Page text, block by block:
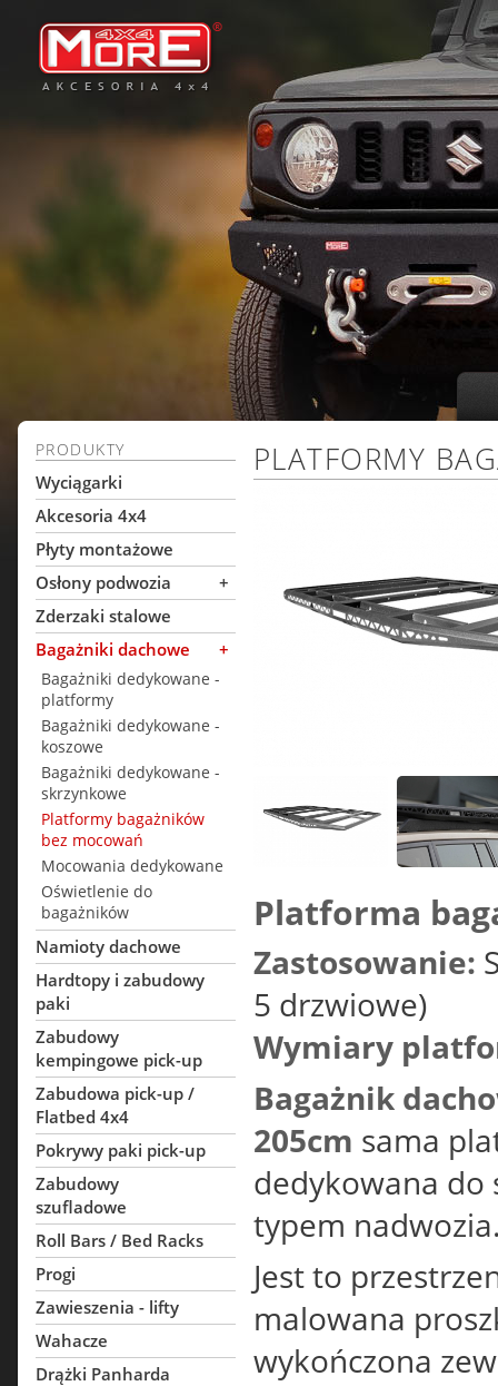
PRODUKTY
Wyciągarki
Akcesoria 4x4
Płyty montażowe
Osłony podwozia
+
Zderzaki stalowe
Bagażniki dachowe
+
Bagażniki dedykowane -
platformy
Bagażniki dedykowane -
koszowe
Bagażniki dedykowane -
skrzynkowe
Platformy bagażników
bez mocowań
Mocowania dedykowane
Oświetlenie do
bagażników
Namioty dachowe
Hardtopy i zabudowy
paki
Zabudowy
kempingowe pick-up
Zabudowa pick-up /
Flatbed 4x4
Pokrywy paki pick-up
Zabudowy
szufladowe
Roll Bars / Bed Racks
Progi
Zawieszenia - lifty
Wahacze
Drążki Panharda
PLATFORMY
Platforma
Zastosowanie:
5 drzwiowe)
Wymiary
Bagażnik
205cm sama
dedykowana do
typem
Jest to
malowana
wykończona